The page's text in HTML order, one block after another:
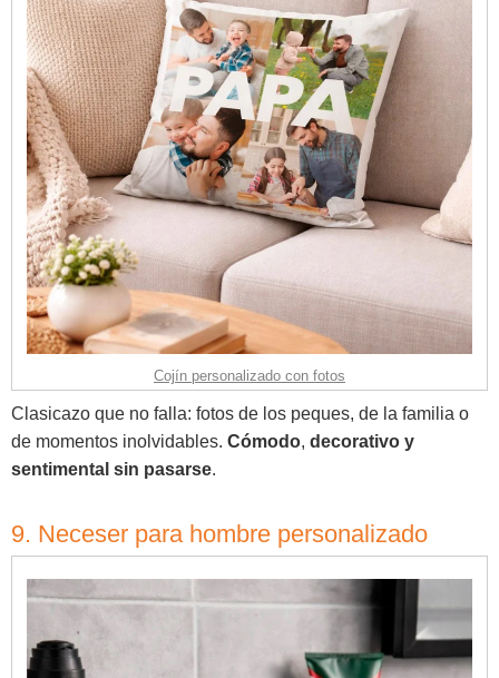
Cojín personalizado con fotos
Clasicazo que no falla: fotos de los peques, de la familia o
de momentos inolvidables. Cómodo, decorativo y
sentimental sin pasarse.
9. Neceser para hombre personalizado